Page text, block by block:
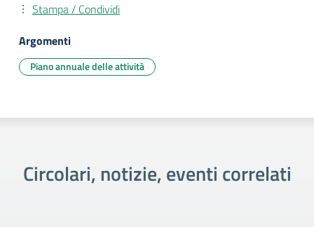
Stampa / Condividi
Argomenti
Piano annuale delle attività
Circolari, notizie, eventi correlati